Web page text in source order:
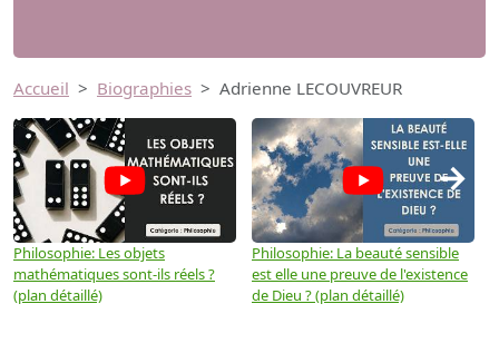
Accueil Biographies Adrienne LECOUVREUR
Philosophie: Les objets
mathématiques sont-ils réels ?
(plan détaillé)
Philosophie: La beauté sensible
est elle une preuve de l'existence
de Dieu ? (plan détaillé)
→